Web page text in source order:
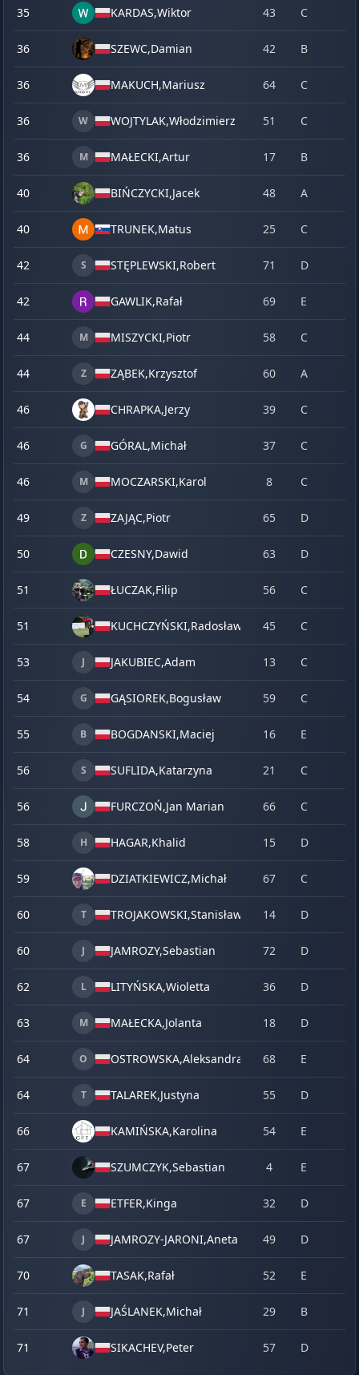
35 KARDAS,Wiktor 43 C
36 SZEWC,Damian 42 B
36 MAKUCH,Mariusz 64 C
36 W WOJTYLAK,Włodzimierz 51 C
36 M MAŁECKI,Artur 17 B
40 BIŃCZYCKI,Jacek 48 A
40 TRUNEK,Matus 25 C
42 S STĘPLEWSKI,Robert 71 D
42 GAWLIK,Rafał 69 E
44 M MISZYCKI,Piotr 58 C
44 Z ZĄBEK,Krzysztof 60 A
46 CHRAPKA,Jerzy 39 C
46 G GÓRAL,Michał 37 C
46 M MOCZARSKI,Karol 8 C
49 Z ZAJĄC,Piotr 65 D
50 CZESNY,Dawid 63 D
51 ŁUCZAK,Filip 56 C
51 KUCHCZYŃSKI,Radosław 45 C
53 J JAKUBIEC,Adam 13 C
54 G GĄSIOREK,Bogusław 59 C
55 B BOGDANSKI,Maciej 16 E
56 S SUFLIDA,Katarzyna 21 C
56 FURCZOŃ,Jan Marian 66 C
58 H HAGAR,Khalid 15 D
59 DZIATKIEWICZ,Michał 67 C
60 T TROJAKOWSKI,Stanisław 14 D
60 J JAMROZY,Sebastian 72 D
62 L LITYŃSKA,Wioletta 36 D
63 M MAŁECKA,Jolanta 18 D
64 O OSTROWSKA,Aleksandra 68 E
64 T TALAREK,Justyna 55 D
66 KAMIŃSKA,Karolina 54 E
67 SZUMCZYK,Sebastian 4 E
67 E ETFER,Kinga 32 D
67 J JAMROZY-JARONI,Aneta 49 D
70 TASAK,Rafał 52 E
71 J JAŚLANEK,Michał 29 B
71 SIKACHEV,Peter 57 D